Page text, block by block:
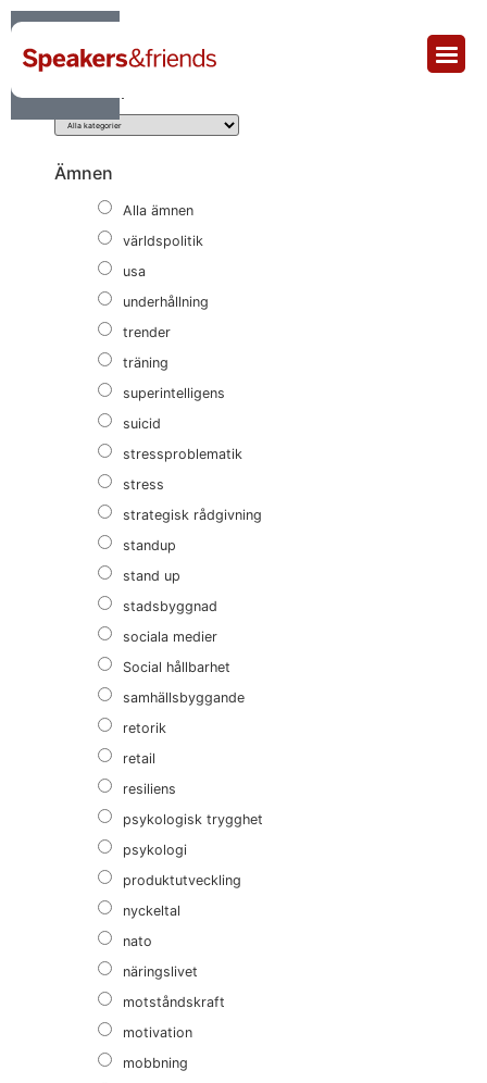
Kategori
Ämnen
Alla ämnen
världspolitik
usa
underhållning
trender
träning
superintelligens
suicid
stressproblematik
stress
strategisk rådgivning
standup
stand up
stadsbyggnad
sociala medier
Social hållbarhet
samhällsbyggande
retorik
retail
resiliens
psykologisk trygghet
psykologi
produktutveckling
nyckeltal
nato
näringslivet
motståndskraft
motivation
mobbning